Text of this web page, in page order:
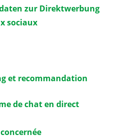
zur Direktwerbung
sociaux
et recommandation
de chat en direct